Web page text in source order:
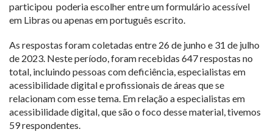
participou poderia escolher entre um formulário acessível
em Libras ou apenas em português escrito.
As respostas foram coletadas entre 26 de junho e 31 de julho
de 2023. Neste período, foram recebidas 647 respostas no
total, incluindo pessoas com deficiência, especialistas em
acessibilidade digital e profissionais de áreas que se
relacionam com esse tema. Em relação a especialistas em
acessibilidade digital, que são o foco desse material, tivemos
59 respondentes.